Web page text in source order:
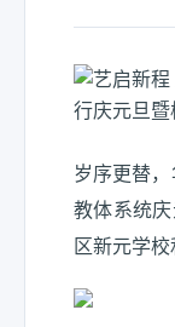
岁序更替
教体系统
区新元学校